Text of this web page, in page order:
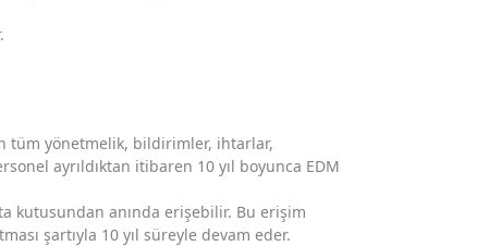
tüm yönetmelik, bildirimler, ihtarlar,
ayrıldıktan itibaren 10 yıl boyunca EDM
kutusundan anında erişebilir. Bu erişim
şartıyla 10 yıl süreyle devam eder.